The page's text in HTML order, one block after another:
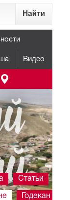
Видео
Статьи
Годекан